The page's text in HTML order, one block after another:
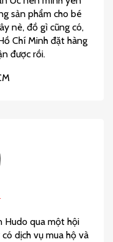
sản phẩm cho bé
nè, đồ gì cũng có,
Chí Minh đặt hàng
được rồi.
Hudo qua một hội
dịch vụ mua hộ và